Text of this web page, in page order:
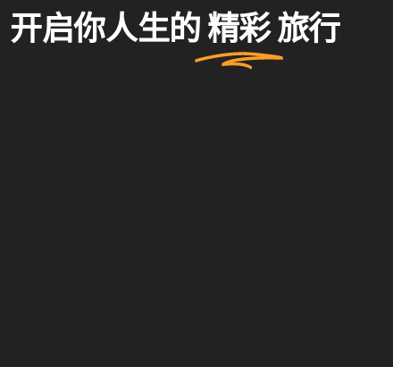
开启你人生的 精彩 旅行